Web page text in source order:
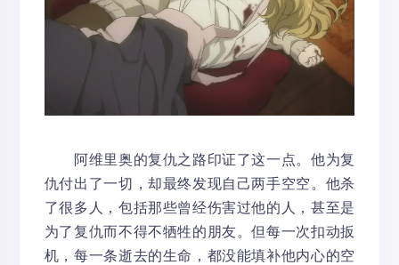
阿维里奥的复仇之路印证了这一点。他为复
仇付出了一切，却最终发现自己两手空空。他杀
了很多人，包括那些曾经伤害过他的人，甚至是
为了复仇而不得不牺牲的朋友。但每一次扣动扳
机，每一条逝去的生命，都没能填补他内心的空